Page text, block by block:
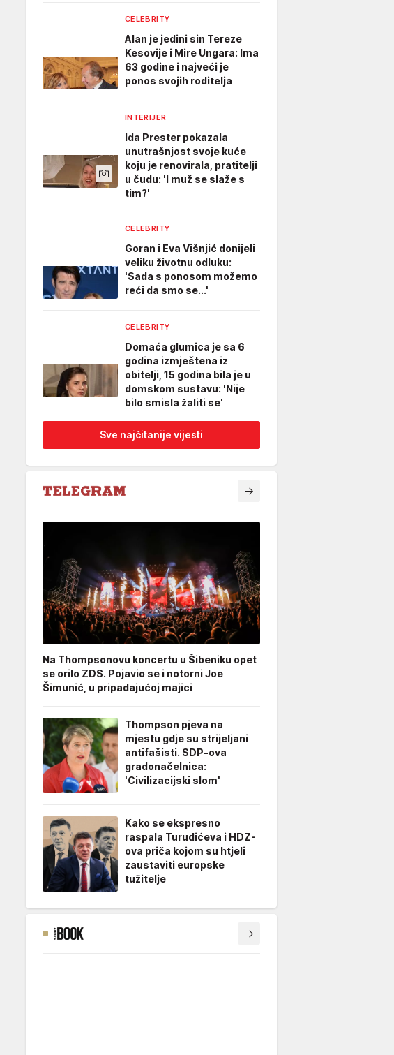
CELEBRITY
Alan je jedini sin Tereze
Kesovije i Mire Ungara: Ima
63 godine i najveći je
ponos svojih roditelja
INTERIJER
Ida Prester pokazala
unutrašnjost svoje kuće
koju je renovirala, pratitelji
u čudu: 'I muž se slaže s
tim?'
CELEBRITY
Goran i Eva Višnjić donijeli
veliku životnu odluku:
'Sada s ponosom možemo
reći da smo se...'
CELEBRITY
Domaća glumica je sa 6
godina izmještena iz
obitelji, 15 godina bila je u
domskom sustavu: 'Nije
bilo smisla žaliti se'
Sve najčitanije vijesti
Na Thompsonovu koncertu u Šibeniku opet
se orilo ZDS. Pojavio se i notorni Joe
Šimunić, u pripadajućoj majici
Thompson pjeva na
mjestu gdje su strijeljani
antifašisti. SDP-ova
gradonačelnica:
'Civilizacijski slom'
Kako se ekspresno
raspala Turudićeva i HDZ-
ova priča kojom su htjeli
zaustaviti europske
tužitelje